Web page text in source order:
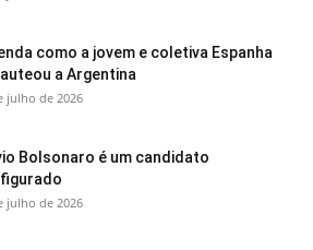
como a jovem e coletiva Espanha
a Argentina
julho de 2026
Bolsonaro é um candidato
julho de 2026